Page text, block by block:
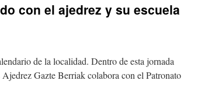
con el ajedrez y su escuela
de la localidad. Dentro de esta jornada
Gazte Berriak colabora con el Patronato